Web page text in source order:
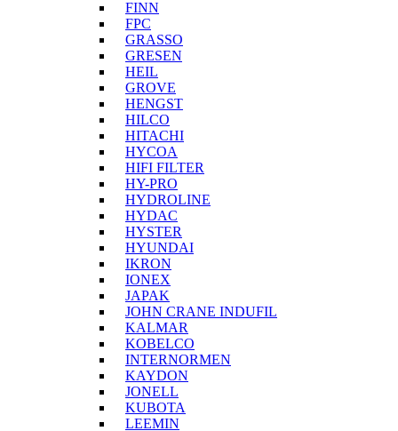
FINN
FPC
GRASSO
GRESEN
HEIL
GROVE
HENGST
HILCO
HITACHI
HYCOA
HIFI FILTER
HY-PRO
HYDROLINE
HYDAC
HYSTER
HYUNDAI
IKRON
IONEX
JAPAK
JOHN CRANE INDUFIL
KALMAR
KOBELCO
INTERNORMEN
KAYDON
JONELL
KUBOTA
LEEMIN